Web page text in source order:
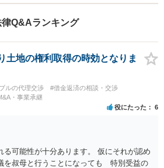
Q&Aランキング
土地の権利取得の時効となりま
ルの代理交渉
#借金返済の相談・交渉
・事業承継
役にたった 6
る可能性が十分あります。 仮にそれが認め
を叔母と行うことになっても 特別受益の